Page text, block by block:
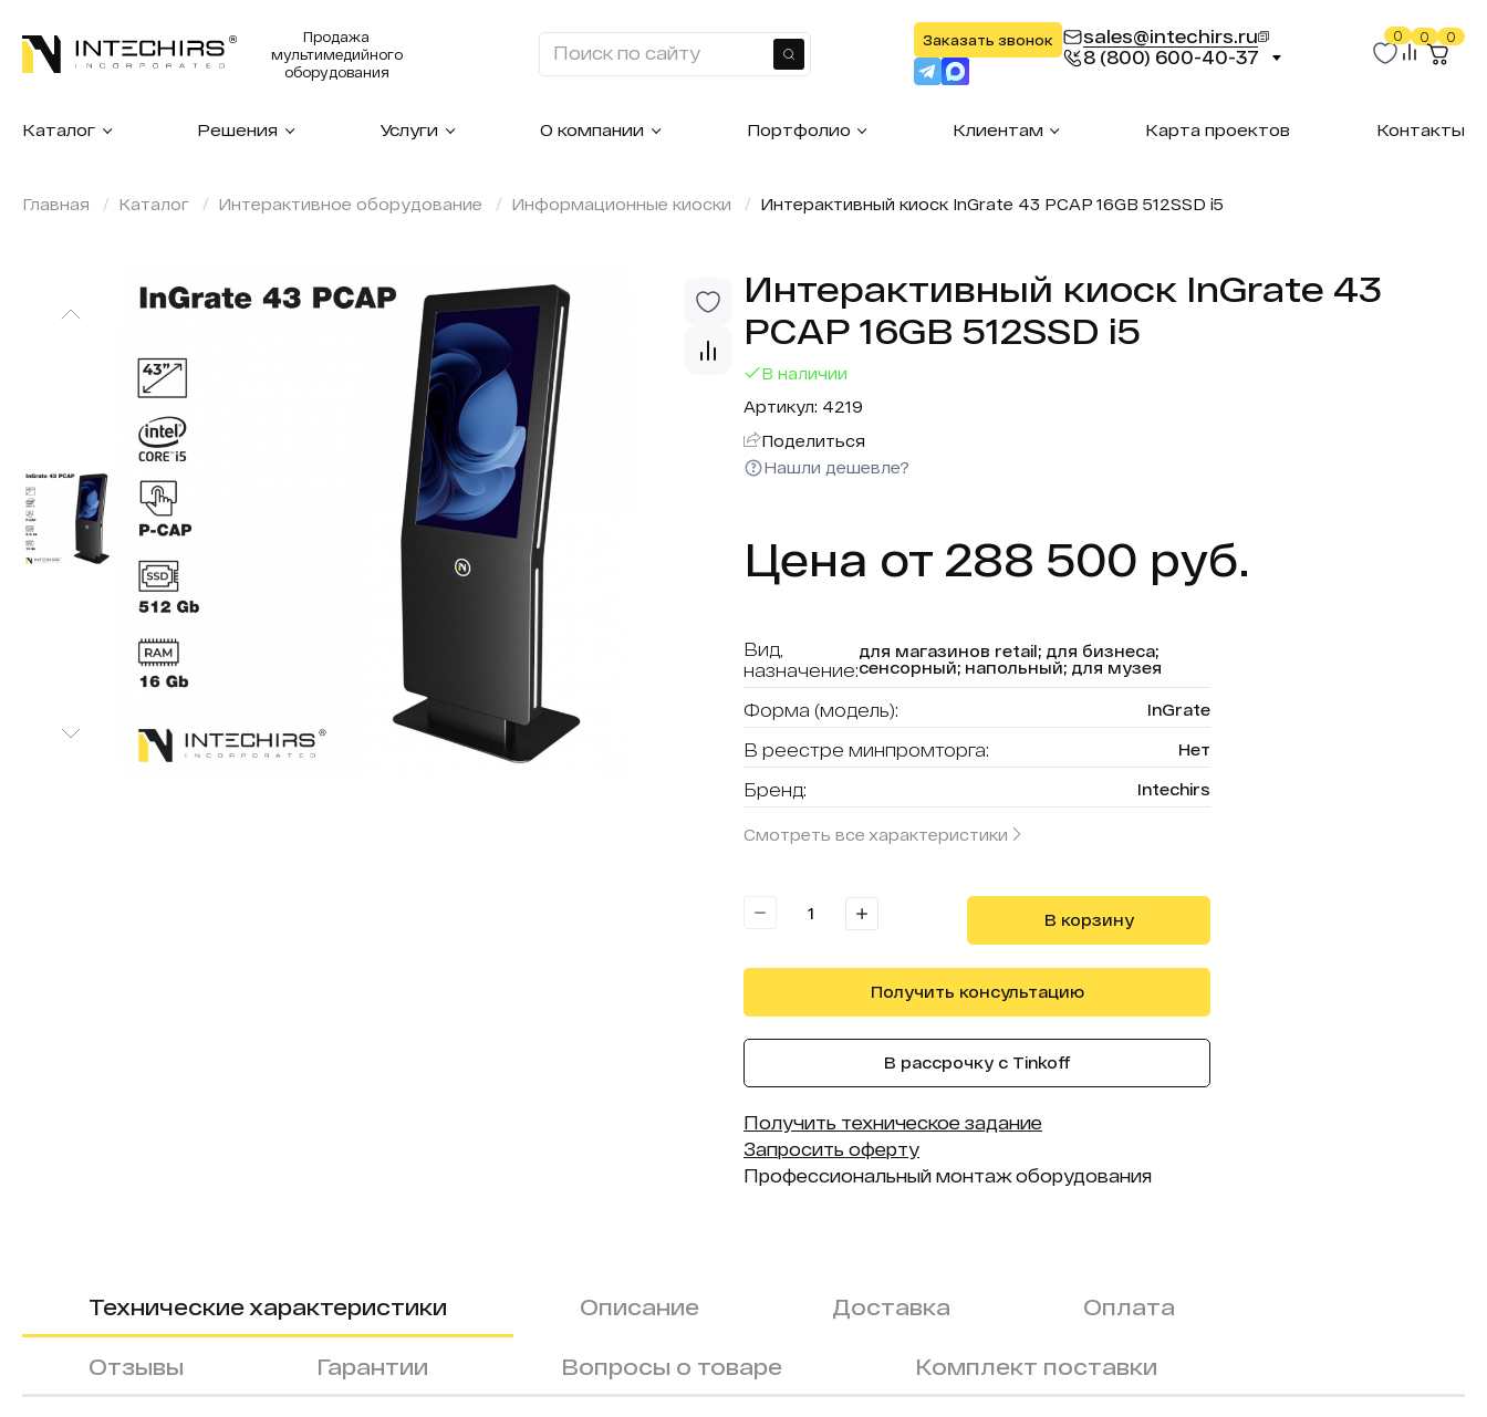
Продажа
мультимедийного
оборудования
Найти
Заказать звонок
sales@intechirs.ru
8 (800) 600-40-37
0 0 0
Каталог Решения Услуги О компании Портфолио Клиентам Карта проектов Контакты
Главная Каталог Интерактивное оборудование Информационные киоски Интерактивный киоск InGrate 43 PCAP 16GB 512SSD i5
Интерактивный киоск InGrate 43
PCAP 16GB 512SSD i5
В наличии
Артикул: 4219
Поделиться
Нашли дешевле?
Цена от 288 500 руб.
Вид,
назначение:
для магазинов retail; для бизнеса;
сенсорный; напольный; для музея
Форма (модель): InGrate
В реестре минпромторга: Нет
Бренд: Intechirs
Смотреть все характеристики
В корзину
Получить консультацию
В рассрочку с Tinkoff
Получить техническое задание
Запросить оферту
Профессиональный монтаж оборудования
Технические характеристики Описание Доставка Оплата
Отзывы Гарантии Вопросы о товаре Комплект поставки